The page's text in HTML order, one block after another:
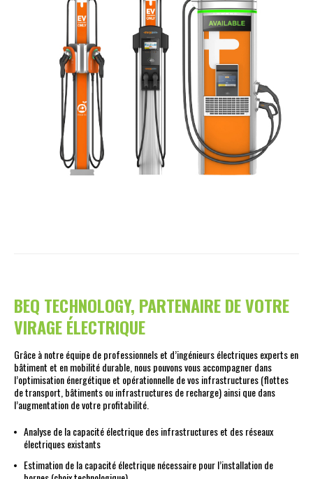
BEQ TECHNOLOGY, PARTENAIRE DE VOTRE
VIRAGE ÉLECTRIQUE
Grâce à notre équipe de professionnels et d’ingénieurs électriques experts en
bâtiment et en mobilité durable, nous pouvons vous accompagner dans
l’optimisation énergétique et opérationnelle de vos infrastructures (flottes
de transport, bâtiments ou infrastructures de recharge) ainsi que dans
l’augmentation de votre profitabilité.
Analyse de la capacité électrique des infrastructures et des réseaux
électriques existants
Estimation de la capacité électrique nécessaire pour l’installation de